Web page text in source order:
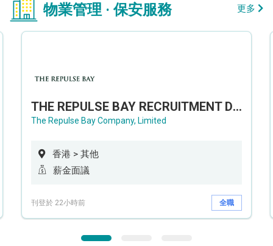
物業管理 · 保安服務 更多
THE REPULSE BAY RECRUITMENT DAY 淺水灣影灣園人才招聘會
The Repulse Bay Company, Limited
香港 > 其他
薪金面議
刊登於 22小時前 全職